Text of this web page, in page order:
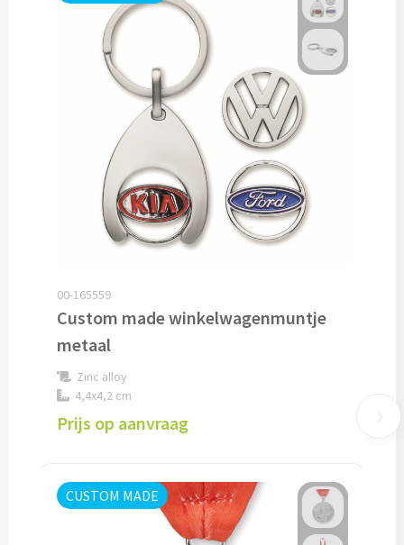
Drinksets bedrukken
Cocktailsets bedrukken
Heupflesjes bedrukken
Proteine shakers bedrukken
IJsblokjes bedrukken
Rietjes bedrukken
Alle drinkwaren
Custom made
Custom made drinkflessen
Custom made IZY Bottles
Lunchboxen bedrukken
00-165559
Custom made winkelwagenmuntje
metaal
Zinc alloy
4,4x4,2 cm
Prijs op aanvraag
CUSTOM MADE